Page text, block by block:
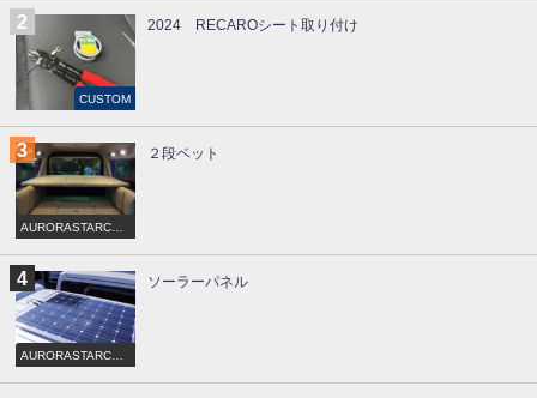
CUSTOM
2024 RECAROシート取り付け
AURORASTARCRU
２段ベット
AURORASTARCRU
ソーラーパネル